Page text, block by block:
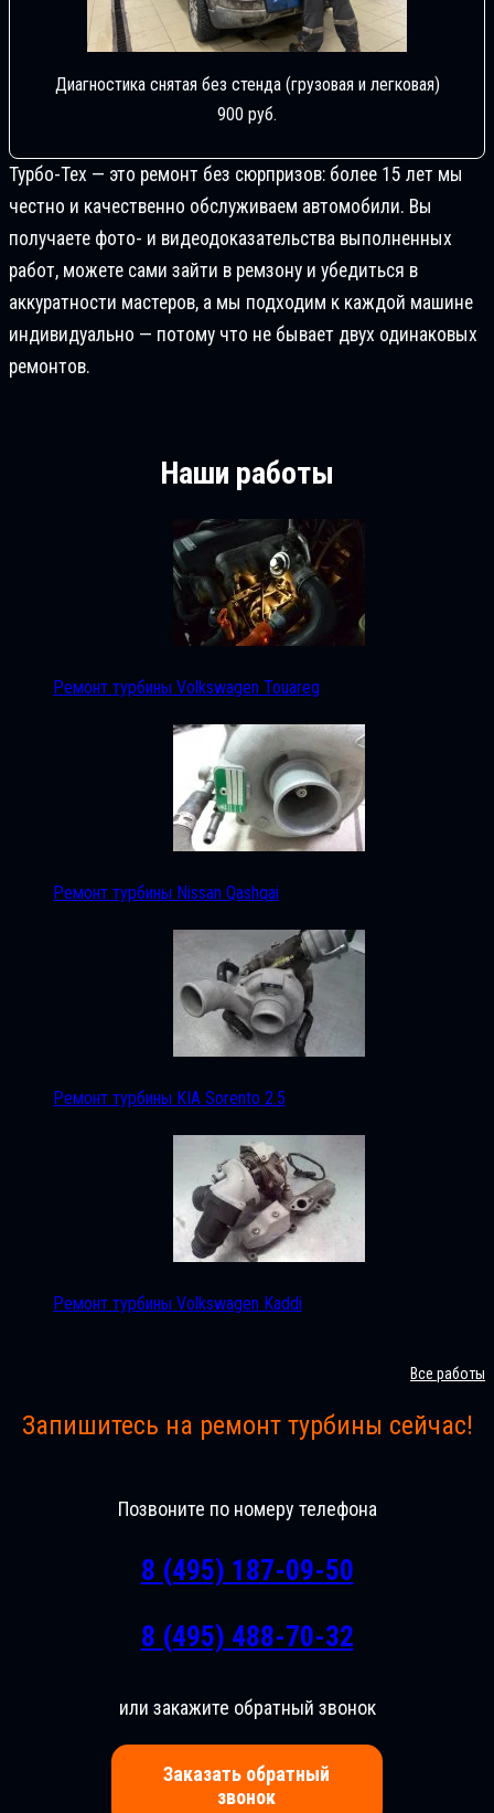
Диагностика снятая без стенда (грузовая и легковая)
900 руб.
Турбо-Тех — это ремонт без сюрпризов: более 15 лет мы
честно и качественно обслуживаем автомобили. Вы
получаете фото- и видеодоказательства выполненных
работ, можете сами зайти в ремзону и убедиться в
аккуратности мастеров, а мы подходим к каждой машине
индивидуально — потому что не бывает двух одинаковых
ремонтов.
Наши работы
Ремонт турбины Volkswagen Touareg
Ремонт турбины Nissan Qashqai
Ремонт турбины KIA Sorento 2.5
Ремонт турбины Volkswagen Kaddi
Все работы
Запишитесь на ремонт турбины сейчас!
Позвоните по номеру телефона
8 (495) 187-09-50
8 (495) 488-70-32
или закажите обратный звонок
Заказать обратный
звонок